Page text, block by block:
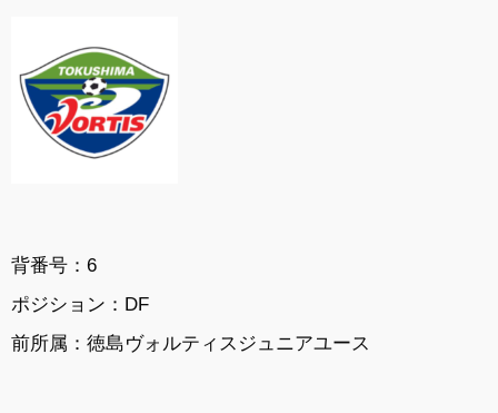
背番号：6
ポジション：DF
前所属：徳島ヴォルティスジュニアユース